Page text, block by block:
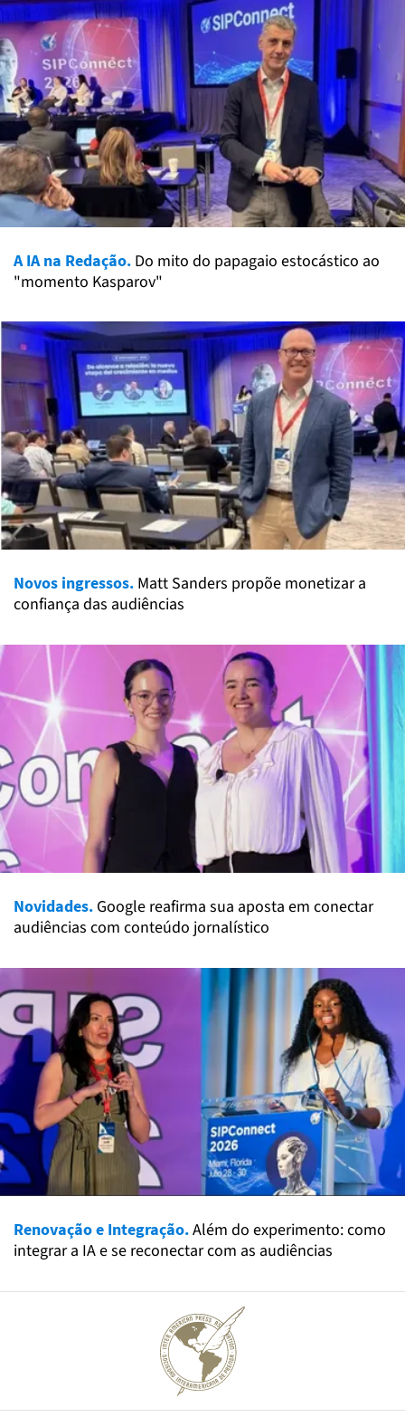
A IA na Redação. Do mito do papagaio estocástico ao
"momento Kasparov"
Novos ingressos. Matt Sanders propõe monetizar a
confiança das audiências
Novidades. Google reafirma sua aposta em conectar
audiências com conteúdo jornalístico
Renovação e Integração.Além do experimento: como
integrar a IA e se reconectar com as audiências